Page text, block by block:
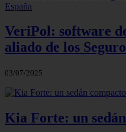
VeriPol: software
aliado de los
03/07/2025
Kia Forte: un